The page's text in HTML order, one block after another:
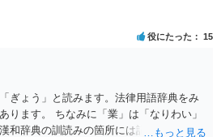
役にたった 15
ぎょう」と読みます。法律用語辞典をみ
ります。 ちなみに「業」は「なりわい」
和辞典の訓読みの箇所には記載がないで